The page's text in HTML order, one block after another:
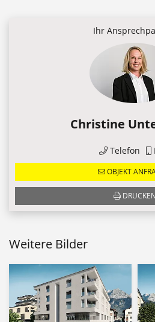
Ihr
Christine
Telefon
OBJEKT
DRUCKEN
Weitere Bilder